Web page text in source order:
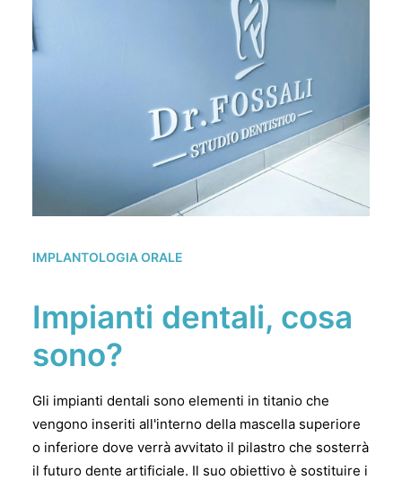
IMPLANTOLOGIA ORALE
Impianti dentali, cosa
sono?
Gli impianti dentali sono elementi in titanio che
vengono inseriti all'interno della mascella superiore
o inferiore dove verrà avvitato il pilastro che sosterrà
il futuro dente artificiale. Il suo obiettivo è sostituire i